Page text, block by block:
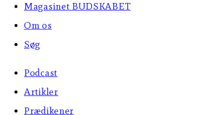
Magasinet BUDSKABET
Om os
Søg
Podcast
Artikler
Prædikener